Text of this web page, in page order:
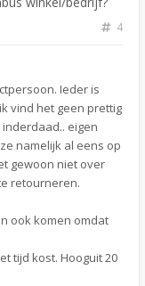
4
Ieder is
vind het geen prettig
eigen
namelijk al eens op
gewoon niet over
retourneren.
ook komen omdat
tijd kost. Hooguit 20